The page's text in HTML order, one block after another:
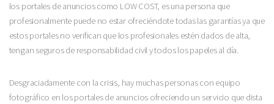
los portales de anuncios como LOW COST, es una persona que
profesionalmente puede no estar ofreciéndote todas las garantías ya que
estos portales no verifican que los profesionales estén dados de alta,
tengan seguros de responsabilidad civil y todos los papeles al día.
Desgraciadamente con la crisis, hay muchas personas con equipo
fotográfico en los portales de anuncios ofreciendo un servicio que dista